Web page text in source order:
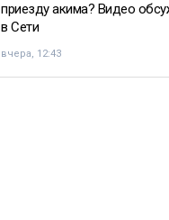
приезду акима? Видео
в Сети
вчера, 12:43